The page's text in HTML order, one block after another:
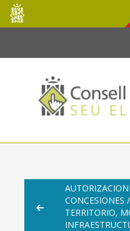
Saltar al contenido principal
Consell
de
Mallorca
CONCESIONES
TERRITORIO,